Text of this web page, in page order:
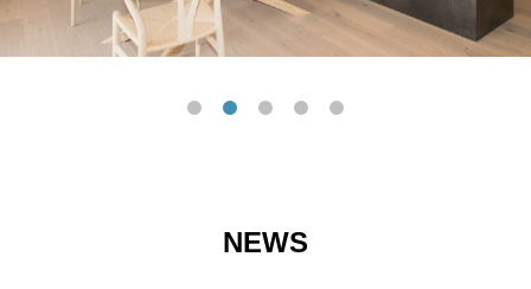
NEWS